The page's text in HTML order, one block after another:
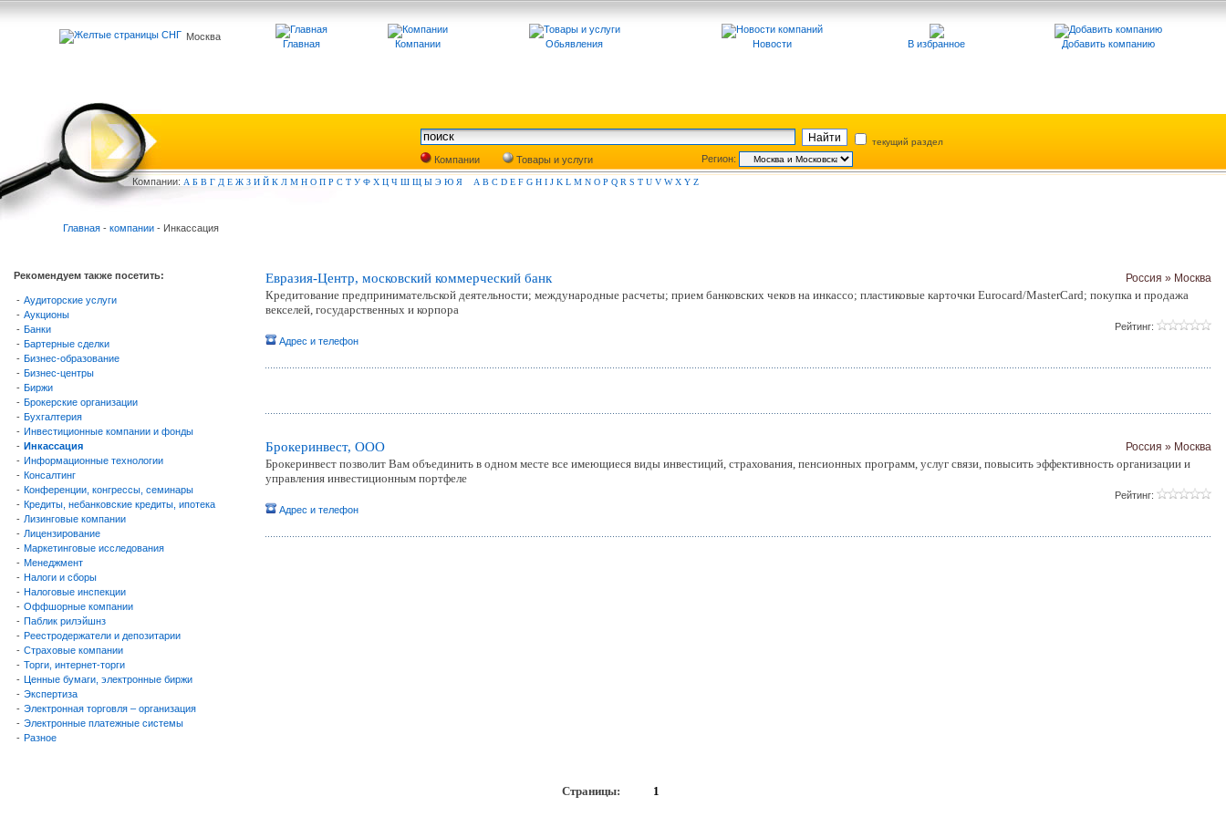
Москва
Главная Компании Обьявления Новости В избранное Добавить компанию
текущий раздел
Компании Товары и услуги Регион:
Компании: А Б В Г Д Е Ж З И Й К Л М Н О П Р С Т У Ф Х Ц Ч Ш Щ Ы Э Ю Я A B C D E F G H I J K L M N O P Q R S T U V W X Y Z
Главная- компании- Инкассация
Рекомендуем также посетить:
- Аудиторские услуги
- Аукционы
- Банки
- Бартерные сделки
- Бизнес-образование
- Бизнес-центры
- Биржи
- Брокерские организации
- Бухгалтерия
- Инвестиционные компании и фонды
- Инкассация
- Информационные технологии
- Консалтинг
- Конференции, конгрессы, семинары
- Кредиты, небанковские кредиты, ипотека
- Лизинговые компании
- Лицензирование
- Маркетинговые исследования
- Менеджмент
- Налоги и сборы
- Налоговые инспекции
- Оффшорные компании
- Паблик рилэйшнз
- Реестродержатели и депозитарии
- Страховые компании
- Торги, интернет-торги
- Ценные бумаги, электронные биржи
- Экспертиза
- Электронная торговля – организация
- Электронные платежные системы
- Разное
Евразия-Центр, московский коммерческий банк Россия » Москва
Кредитование предпринимательской деятельности; международные расчеты; прием банковских чеков на инкассо; пластиковые карточки Eurocard/MasterCard; покупка и продажа
векселей, государственных и корпора
Рейтинг:
Адрес и телефон
Брокеринвест, ООО Россия » Москва
Брокеринвест позволит Вам объединить в одном месте все имеющиеся виды инвестиций, страхования, пенсионных программ, услуг связи, повысить эффективность организации и
управления инвестиционным портфеле
Рейтинг:
Адрес и телефон
Страницы: 1